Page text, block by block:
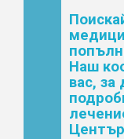
Наш
вас, за